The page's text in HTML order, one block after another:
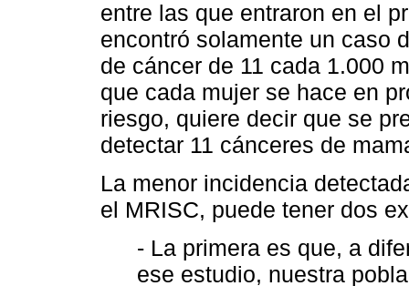
entre las que entraron en el
encontró solamente un caso
de cáncer de 11 cada 1.000
que cada mujer se hace en
riesgo, quiere decir que se
detectar 11 cánceres de
La menor incidencia
el MRISC, puede tener dos
- La primera es que, a
ese estudio, nuestra